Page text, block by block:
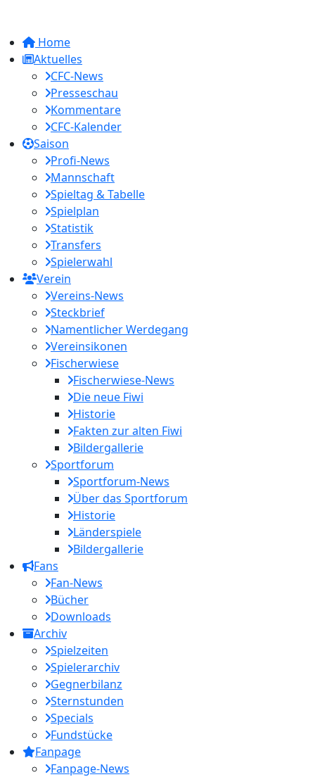
Home
Aktuelles
CFC-News
Presseschau
Kommentare
CFC-Kalender
Saison
Profi-News
Mannschaft
Spieltag & Tabelle
Spielplan
Statistik
Transfers
Spielerwahl
Verein
Vereins-News
Steckbrief
Namentlicher Werdegang
Vereinsikonen
Fischerwiese
Fischerwiese-News
Die neue Fiwi
Historie
Fakten zur alten Fiwi
Bildergallerie
Sportforum
Sportforum-News
Über das Sportforum
Historie
Länderspiele
Bildergallerie
Fans
Fan-News
Bücher
Downloads
Archiv
Spielzeiten
Spielerarchiv
Gegnerbilanz
Sternstunden
Specials
Fundstücke
Fanpage
Fanpage-News